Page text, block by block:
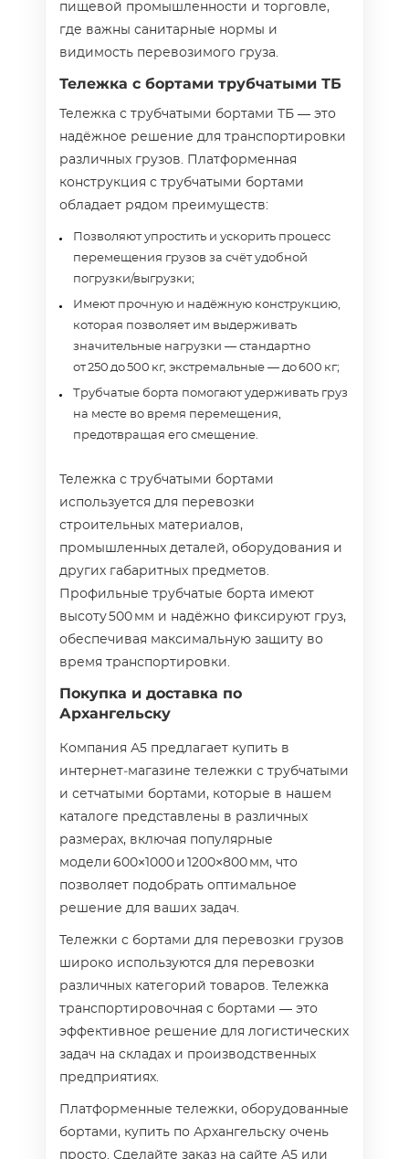
пищевой промышленности и торговле,
где важны санитарные нормы и
видимость перевозимого груза.
Тележка с бортами трубчатыми ТБ
Тележка с трубчатыми бортами ТБ — это
надёжное решение для транспортировки
различных грузов. Платформенная
конструкция с трубчатыми бортами
обладает рядом преимуществ:
Позволяют упростить и ускорить процесс
перемещения грузов за счёт удобной
погрузки/выгрузки;
Имеют прочную и надёжную конструкцию,
которая позволяет им выдерживать
значительные нагрузки — стандартно
от 250 до 500 кг, экстремальные — до 600 кг;
Трубчатые борта помогают удерживать груз
на месте во время перемещения,
предотвращая его смещение.
Тележка с трубчатыми бортами
используется для перевозки
строительных материалов,
промышленных деталей, оборудования и
других габаритных предметов.
Профильные трубчатые борта имеют
высоту 500 мм и надёжно фиксируют груз,
обеспечивая максимальную защиту во
время транспортировки.
Покупка и доставка по
Архангельску
Компания А5 предлагает купить в
интернет‑магазине тележки с трубчатыми
и сетчатыми бортами, которые в нашем
каталоге представлены в различных
размерах, включая популярные
модели 600×1000 и 1200×800 мм, что
позволяет подобрать оптимальное
решение для ваших задач.
Тележки с бортами для перевозки грузов
широко используются для перевозки
различных категорий товаров. Тележка
транспортировочная с бортами — это
эффективное решение для логистических
задач на складах и производственных
предприятиях.
Платформенные тележки, оборудованные
бортами, купить по Архангельску очень
просто. Сделайте заказ на сайте А5 или